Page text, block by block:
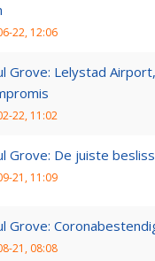
22, 12:06
Grove: Lelystad
22, 11:02
Grove: De juiste
21, 11:09
Grove:
21, 08:08